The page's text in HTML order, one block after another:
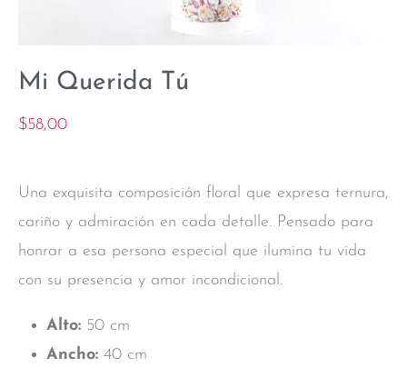
Mi Querida Tú
$58,00
Una exquisita composición floral que expresa ternura,
cariño y admiración en cada detalle. Pensado para
honrar a esa persona especial que ilumina tu vida
con su presencia y amor incondicional.
Alto:50 cm
Ancho:40 cm